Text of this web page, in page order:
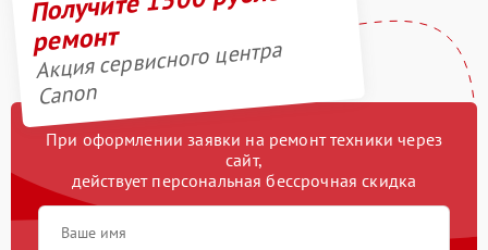
ремонт
Акция сервисного центра
Canon
При оформлении заявки на ремонт техники через
сайт,
действует персональная бессрочная скидка